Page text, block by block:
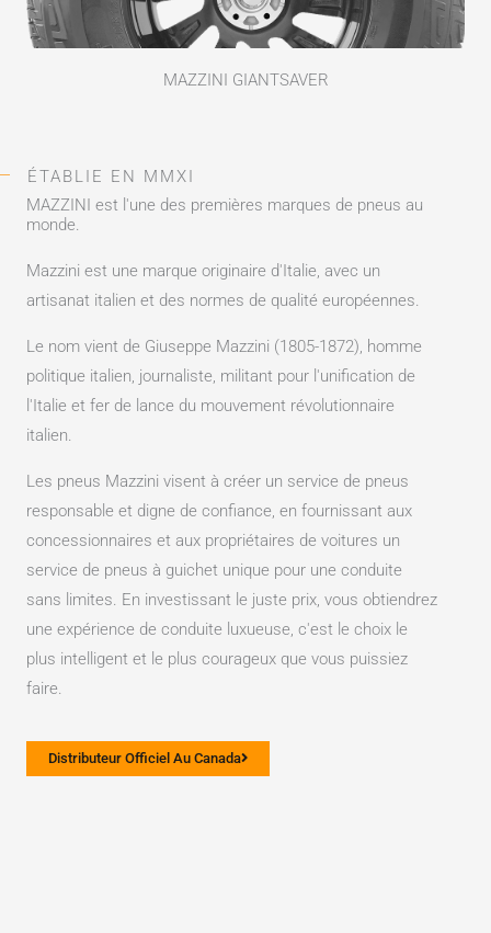
MAZZINI GIANTSAVER
ÉTABLIE EN MMXI
MAZZINI est l'une des premières marques de pneus au
monde.
Mazzini est une marque originaire d'Italie, avec un
artisanat italien et des normes de qualité européennes.
Le nom vient de Giuseppe Mazzini (1805-1872), homme
politique italien, journaliste, militant pour l'unification de
l'Italie et fer de lance du mouvement révolutionnaire
italien.
Les pneus Mazzini visent à créer un service de pneus
responsable et digne de confiance, en fournissant aux
concessionnaires et aux propriétaires de voitures un
service de pneus à guichet unique pour une conduite
sans limites. En investissant le juste prix, vous obtiendrez
une expérience de conduite luxueuse, c'est le choix le
plus intelligent et le plus courageux que vous puissiez
faire.
Distributeur Officiel Au Canada